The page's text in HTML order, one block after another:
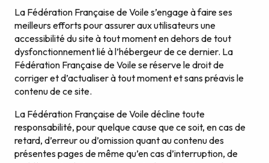
La Fédération Française de Voile s’engage à faire ses
meilleurs efforts pour assurer aux utilisateurs une
accessibilité du site à tout moment en dehors de tout
dysfonctionnement lié à l’hébergeur de ce dernier. La
Fédération Française de Voile se réserve le droit de
corriger et d’actualiser à tout moment et sans préavis le
contenu de ce site.
La Fédération Française de Voile décline toute
responsabilité, pour quelque cause que ce soit, en cas de
retard, d’erreur ou d’omission quant au contenu des
présentes pages de même qu’en cas d’interruption, de